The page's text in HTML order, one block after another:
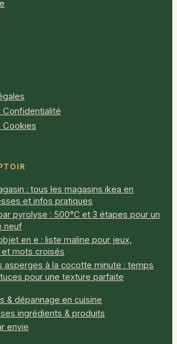
Confidentialité
Cookies
: tous les magasins ikea en
et infos pratiques
pyrolyse : 500°C et 3 étapes pour un
neuf
en e : liste maline pour jeux,
mots croisés
asperges à la cocotte minute : temps
pour une texture parfaite
& dépannage en cuisine
ingrédients & produits
envie